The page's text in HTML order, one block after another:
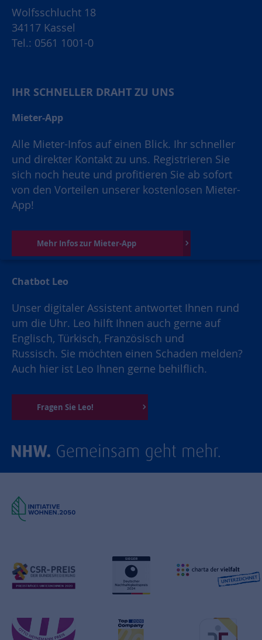
Wolfsschlucht 18
34117 Kassel
Tel.: 0561 1001-0
IHR SCHNELLER DRAHT ZU UNS
Mieter-App
Alle Mieter-Infos auf einen Blick. Ihr schneller
und direkter Kontakt zu uns. Registrieren Sie
sich noch heute und profitieren Sie ab sofort
von den Vorteilen unserer kostenlosen Mieter-
App!
Mehr Infos zur Mieter-App
Chatbot Leo
Unser digitaler Assistent antwortet Ihnen rund
um die Uhr. Leo hilft Ihnen auch gerne auf
Englisch, Türkisch, Französisch und
Russisch. Sie möchten einen Schaden melden?
Auch hier ist Leo Ihnen gerne behilflich.
Fragen Sie Leo!